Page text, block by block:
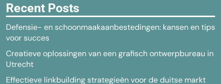
Recent Posts
Defensie- en schoonmaakaanbestedingen: kansen en tips
voor succes
Creatieve oplossingen van een grafisch ontwerpbureau in
Utrecht
Effectieve linkbuilding strategieën voor de duitse markt